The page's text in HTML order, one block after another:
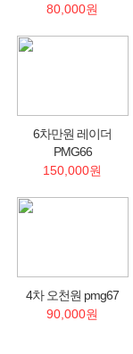
80,000원
6차만원 레이더
PMG66
150,000원
4차 오천원 pmg67
90,000원